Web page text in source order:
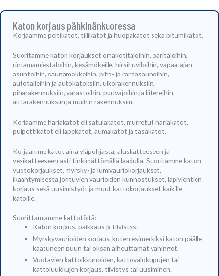
Katon korjaus pähkinänkuoressa
Korjaamme peltikatot, tiilikatot ja huopakatot sekä bitumikatot.
Suoritamme katon korjaukset omakotitaloihin, paritaloihin,
rintamamiestaloihin, kesämökeille, hirsihuviloihin, vapaa-ajan
asuntoihin, saunamökkeihin, piha- ja rantasaunoihin,
autotalleihin ja autokatoksiin, ulkorakennuksiin,
piharakennuksiin, varastoihin, puuvajoihin ja liitereihin,
aittarakennuksiin ja muihin rakennuksiin.
Korjaamme harjakatot eli satulakatot, murretut harjakatot,
pulpettikatot eli lapekatot, aumakatot ja tasakatot.
Korjaamme katot aina yläpohjasta, aluskatteeseen ja
vesikatteeseen asti tinkimättömällä laadulla. Suoritamme katon
vuotokorjaukset, myrsky- ja lumivauriokorjaukset,
ikääntymisestä johtuvien vaurioiden kunnostukset, läpivientien
korjaus sekä uusimistyöt ja muut kattokorjaukset kaikille
katoille.
Suorittamiamme kattotöitä:
Katon korjaus, paikkaus ja tiivistys.
Myrskyvaurioiden korjaus, kuten esimerkiksi katon päälle
kaatuneen puun tai oksan aiheuttamat vahingot.
Vuotavien kattoikkunoiden, kattovalokupujen tai
kattoluukkujen korjaus, tiivistys tai uusiminen.